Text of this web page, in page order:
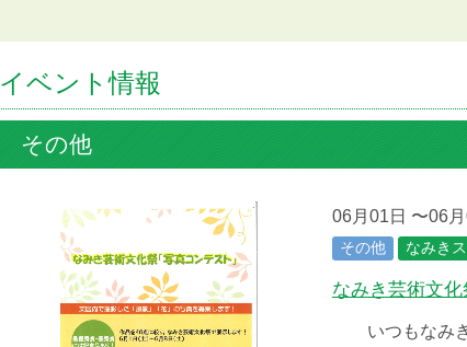
イベント情報
その他
06月01日 〜06
その他 なみき
なみき芸術文
いつもなみき